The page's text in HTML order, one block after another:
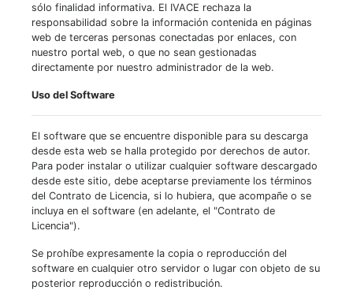
sólo finalidad informativa. El IVACE rechaza la
responsabilidad sobre la información contenida en páginas
web de terceras personas conectadas por enlaces, con
nuestro portal web, o que no sean gestionadas
directamente por nuestro administrador de la web.
Uso del Software
El software que se encuentre disponible para su descarga
desde esta web se halla protegido por derechos de autor.
Para poder instalar o utilizar cualquier software descargado
desde este sitio, debe aceptarse previamente los términos
del Contrato de Licencia, si lo hubiera, que acompañe o se
incluya en el software (en adelante, el "Contrato de
Licencia").
Se prohíbe expresamente la copia o reproducción del
software en cualquier otro servidor o lugar con objeto de su
posterior reproducción o redistribución.